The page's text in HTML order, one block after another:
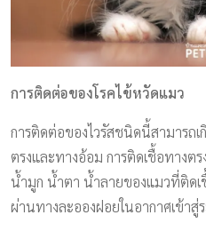
การติดต่อของโรคไข้หวัดแมว
การติดต่อของไวรัสชนิดนี้สามารถ
ตรงและทางอ้อม การติดเชื้อทางต
น้ำมูก น้ำตา น้ำลายของแมวที่ติดเ
ผ่านทางละอองฝอยในอากาศเข้าสู่